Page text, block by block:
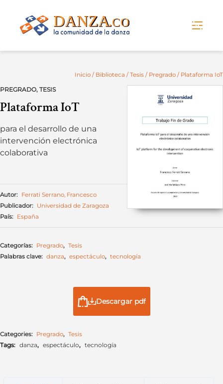
Inicio / Biblioteca / Tesis / Pregrado / Plataforma IoT
PREGRADO, TESIS
Plataforma IoT
para el desarrollo de una
intervención electrónica
colaborativa
Autor: Ferrati Serrano, Francesco
Publicador: Universidad de Zaragoza
País: España
Categorías: Pregrado, Tesis
Palabras clave: danza, espectáculo, tecnología
Descargar pdf
Categories: Pregrado, Tesis
Tags: danza, espectáculo, tecnología